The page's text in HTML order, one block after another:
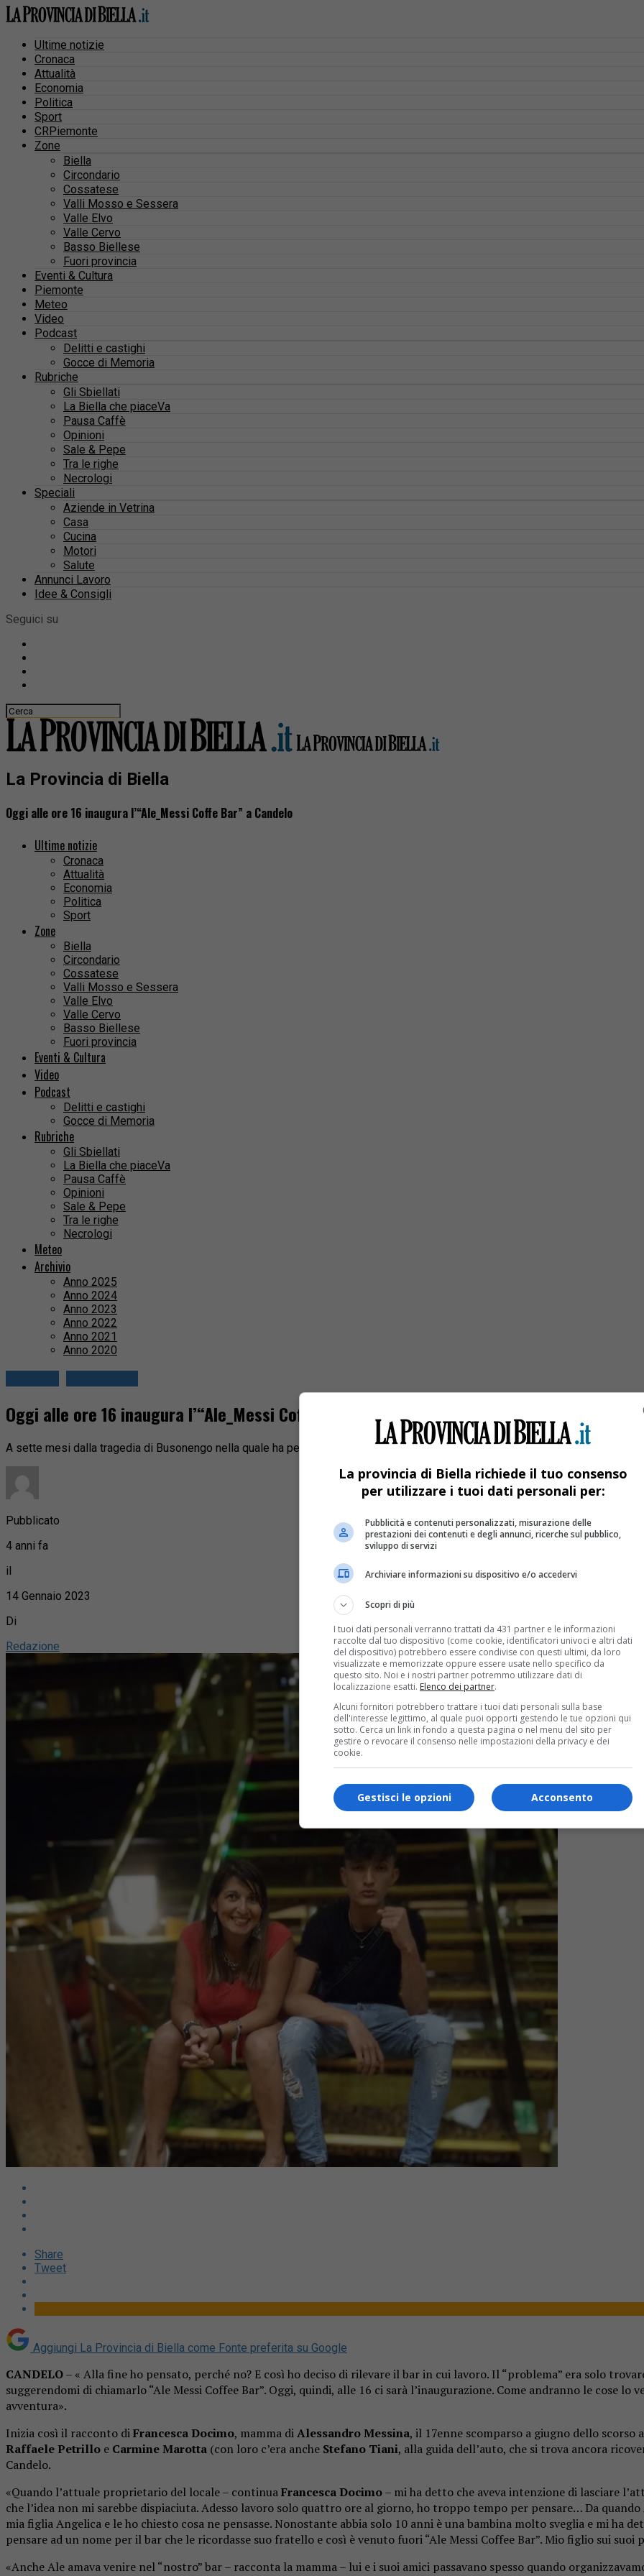
Ultime notizie
Cronaca
Attualità
Economia
Politica
Sport
CRPiemonte
Zone
Biella
Circondario
Cossatese
Valli Mosso e Sessera
Valle Elvo
Valle Cervo
Basso Biellese
Fuori provincia
Eventi & Cultura
Piemonte
Meteo
Video
Podcast
Delitti e castighi
Gocce di Memoria
Rubriche
Gli Sbiellati
La Biella che piaceVa
Pausa Caffè
Opinioni
Sale & Pepe
Tra le righe
Necrologi
Speciali
Aziende in Vetrina
Casa
Cucina
Motori
Salute
Annunci Lavoro
Idee & Consigli
Seguici su
La Provincia di Biella
Oggi alle ore 16 inaugura l’“Ale_Messi Coffe Bar” a Candelo
Ultime notizie
Cronaca
Attualità
Economia
Politica
Sport
Zone
Biella
Circondario
Cossatese
Valli Mosso e Sessera
Valle Elvo
Valle Cervo
Basso Biellese
Fuori provincia
Eventi & Cultura
Video
Podcast
Delitti e castighi
Gocce di Memoria
Rubriche
Gli Sbiellati
La Biella che piaceVa
Pausa Caffè
Opinioni
Sale & Pepe
Tra le righe
Necrologi
Meteo
Archivio
Anno 2025
Anno 2024
Anno 2023
Anno 2022
Anno 2021
Anno 2020
Oggi alle ore 16 inaugura l’“Ale_Messi Coffe Bar” a Candelo
A sette mesi dalla tragedia di Busonengo nella quale ha perso la vita Alessandro Messina, la madre rileva un bar e lo dedica a
Pubblicato
4 anni fa
il
14 Gennaio 2023
Di
Redazione
Share
Tweet
Aggiungi La Provincia di Biella come Fonte preferita su Google
CANDELO– « Alla fine ho pensato, perché no? E così ho deciso di rilevare il bar in cui lavoro. Il “problema” era solo
suggerendomi di chiamarlo “Ale Messi Coffee Bar”. Oggi, quindi, alle 16 ci sarà l’inaugurazione. Come andranno le cose
avventura».
Inizia così il racconto diFrancesca Docimo, mamma diAlessandro Messina, il 17enne scomparso a giugno dello
Raffaele Petrillo e Carmine Marotta (con loro c’era anche Stefano Tiani, alla guida dell’auto, che si trova ancora
Candelo.
«Quando l’attuale proprietario del locale – continuaFrancesca Docimo– mi ha detto che aveva intenzione di lasciare
che l’idea non mi sarebbe dispiaciuta. Adesso lavoro solo quattro ore al giorno, ho troppo tempo per pensare… Da
mia figlia Angelica e le ho chiesto cosa ne pensasse. Nonostante abbia solo 10 anni è una bambina molto sveglia e mi ha
pensare ad un nome per il bar che le ricordasse suo fratello e così è venuto fuori “Ale Messi Coffee Bar”. Mio figlio sui
«Anche Ale amava venire nel “nostro” bar – racconta la mamma – lui e i suoi amici passavano spesso quando
La provincia di Biella richiede il tuo consenso
per utilizzare i tuoi dati personali per:
Pubblicità e contenuti personalizzati, misurazione delle
prestazioni dei contenuti e degli annunci, ricerche sul pubblico,
sviluppo di servizi
Archiviare informazioni su dispositivo e/o accedervi
Scopri di più
I tuoi dati personali verranno trattati da 431 partner e le informazioni
raccolte dal tuo dispositivo (come cookie, identificatori univoci e altri dati
del dispositivo) potrebbero essere condivise con questi ultimi, da loro
visualizzate e memorizzate oppure essere usate nello specifico da
questo sito. Noi e i nostri partner potremmo utilizzare dati di
localizzazione esatti. Elenco dei partner.
Alcuni fornitori potrebbero trattare i tuoi dati personali sulla base
dell'interesse legittimo, al quale puoi opporti gestendo le tue opzioni qui
sotto. Cerca un link in fondo a questa pagina o nel menu del sito per
gestire o revocare il consenso nelle impostazioni della privacy e dei
cookie.
Acconsento
Gestisci le opzioni